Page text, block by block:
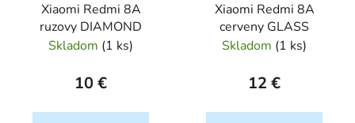
Xiaomi Redmi 8A
ruzovy DIAMOND
Skladom (1 ks)
10 €
Xiaomi Redmi 8A
cerveny GLASS
Skladom (1 ks)
12 €